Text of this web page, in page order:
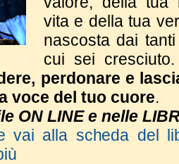
vita e della tua
nascosta dai
cui sei
perdonare e
voce del tuo cuore.
ON LINE e nelle
vai alla scheda del